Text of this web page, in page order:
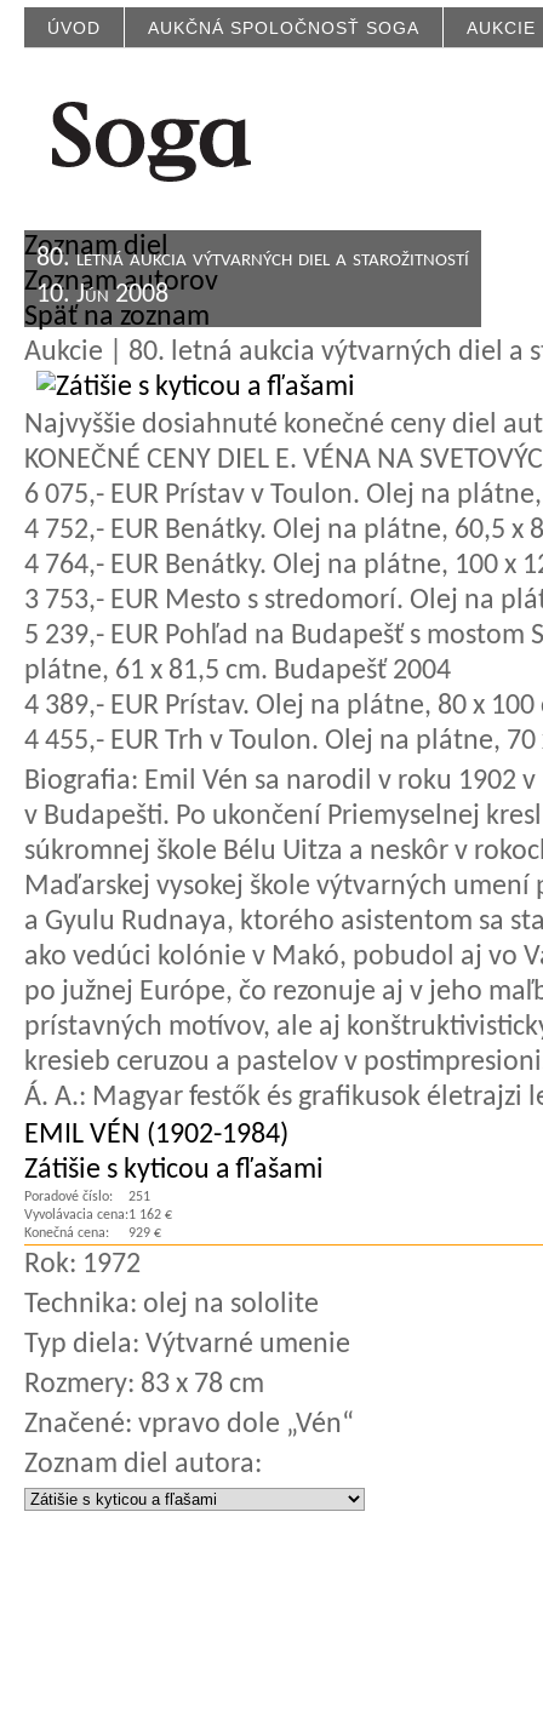
ÚVOD AUKČNÁ SPOLOČNOSŤ SOGA AUKCIE
80. letná aukcia výtvarných diel a starožitností
10. Jún 2008
Zoznam diel
Zoznam autorov
Späť na zoznam
Aukcie | 80. letná aukcia výtvarných diel a
Najvyššie dosiahnuté konečné ceny diel
KONEČNÉ CENY DIEL E. VÉNA NA
6 075,- EUR Prístav v Toulon. Olej na
4 752,- EUR Benátky. Olej na plátne, 60,5 x
4 764,- EUR Benátky. Olej na plátne, 100 x
3 753,- EUR Mesto s stredomorí. Olej na
5 239,- EUR Pohľad na Budapešť s mostom
plátne, 61 x 81,5 cm. Budapešť 2004
4 389,- EUR Prístav. Olej na plátne, 80 x
4 455,- EUR Trh v Toulon. Olej na plátne,
Biografia: Emil Vén sa narodil v roku 1902
v Budapešti. Po ukončení Priemyselnej
súkromnej škole Bélu Uitza a neskôr v
Maďarskej vysokej škole výtvarných
a Gyulu Rudnaya, ktorého asistentom sa
ako vedúci kolónie v Makó, pobudol aj vo
po južnej Európe, čo rezonuje aj v jeho
prístavných motívov, ale aj
kresieb ceruzou a pastelov v
Á. A.: Magyar festők és grafikusok életrajzi
EMIL VÉN (1902-1984)
Zátišie s kyticou a fľašami
Poradové číslo:
251
Vyvolávacia cena:1 162 €
Konečná cena:
929 €
Rok: 1972
Technika: olej na sololite
Typ diela: Výtvarné umenie
Rozmery: 83 x 78 cm
Značené: vpravo dole „Vén“
Zoznam diel autora: